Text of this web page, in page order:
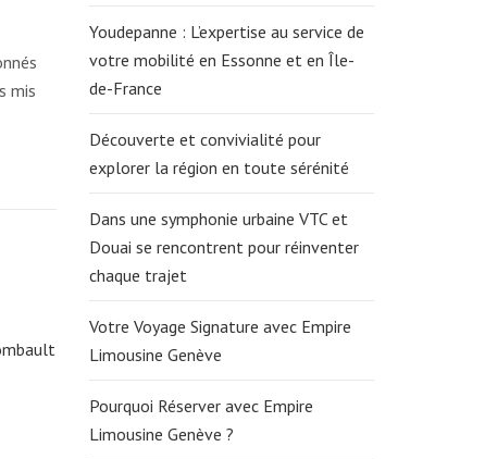
mis
Youdepanne : L’expertise au service de
votre mobilité en Essonne et en Île-
de-France
Découverte et convivialité pour
explorer la région en toute sérénité
Dans une symphonie urbaine VTC et
Douai se rencontrent pour réinventer
chaque trajet
Votre Voyage Signature avec Empire
Limousine Genève
Pourquoi Réserver avec Empire
Limousine Genève ?